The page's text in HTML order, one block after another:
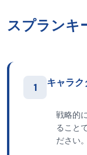
スプランキ
1 キャラ
戦略的
ること
ださい。